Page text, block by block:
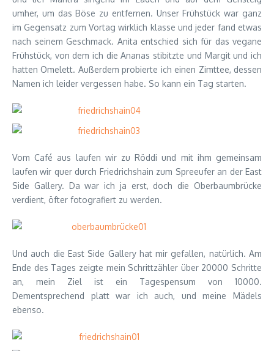
umher, um das Böse zu entfernen. Unser Frühstück war ganz
im Gegensatz zum Vortag wirklich klasse und jeder fand etwas
nach seinem Geschmack. Anita entschied sich für das vegane
Frühstück, von dem ich die Ananas stibitzte und Margit und ich
hatten Omelett. Außerdem probierte ich einen Zimttee, dessen
Namen ich leider vergessen habe. So kann ein Tag starten.
Vom Café aus laufen wir zu Röddi und mit ihm gemeinsam
laufen wir quer durch Friedrichshain zum Spreeufer an der East
Side Gallery. Da war ich ja erst, doch die Oberbaumbrücke
verdient, öfter fotografiert zu werden.
Und auch die East Side Gallery hat mir gefallen, natürlich. Am
Ende des Tages zeigte mein Schrittzähler über 20000 Schritte
an, mein Ziel ist ein Tagespensum von 10000.
Dementsprechend platt war ich auch, und meine Mädels
ebenso.